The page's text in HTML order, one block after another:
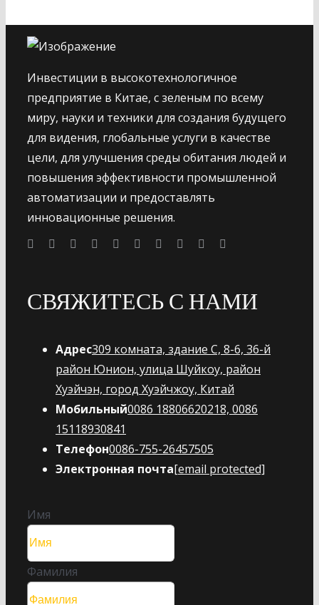
Инвестиции в высокотехнологичное
предприятие в Китае, с зеленым по всему
миру, науки и техники для создания будущего
для видения, глобальные услуги в качестве
цели, для улучшения среды обитания людей и
повышения эффективности промышленной
автоматизации и предоставлять
инновационные решения.
СВЯЖИТЕСЬ С НАМИ
Адрес309 комната, здание C, 8-6, 36-й
район Юнион, улица Шуйкоу, район
Хуэйчэн, город Хуэйчжоу, Китай
Мобильный0086 18806620218, 0086
15118930841
Телефон0086-755-26457505
Электронная почта[email protected]
Имя
Фамилия